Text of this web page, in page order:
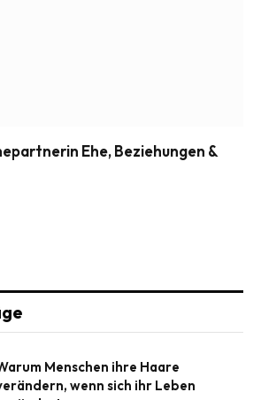
Ehe, Beziehungen &
Menschen ihre Haare
wenn sich ihr Leben